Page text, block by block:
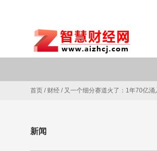
首页 / 财经 / 又一个细分赛道火了：1年70亿
新闻